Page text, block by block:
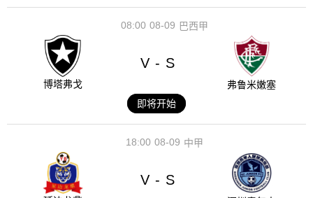
08-09
08:00 巴西甲
博塔弗戈
V - S
弗鲁米嫩塞
即将开始
08-09
18:00 中甲
V - S